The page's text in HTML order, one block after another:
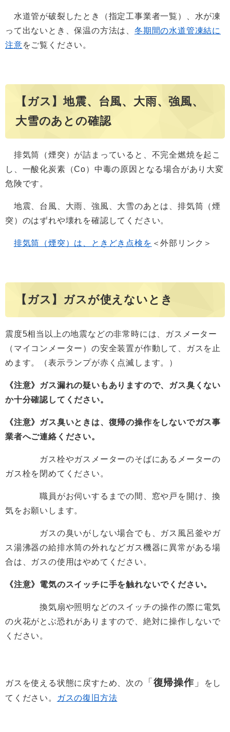
水道管が破裂したとき（指定工事業者一覧）、水が凍
って出ないとき​​、保温の方法は、 冬期間の水道管凍結に
注意をご覧ください。
【ガス】地震、台風、大雨、強風、
大雪のあとの確認
排気筒（煙突）が詰まっていると、不完全燃焼を起こ
し、一酸化炭素（Co）中毒の原因となる場合があり大変
危険です。
地震、台風、大雨、強風、大雪のあとは、排気筒（煙
突）のはずれや壊れを確認してください。
排気筒（煙突）は、ときどき点検を ＜外部リンク＞
【ガス】ガスが使えないとき
震度5相当以上の地震などの非常時には、ガスメーター
（マイコンメーター）の安全装置が作動して、ガスを止
めます。（表示ランプが赤く点滅します。）
《注意》ガス漏れの疑いもありますので、ガス臭くない
か十分確認してください。
《注意》ガス臭いときは、復帰の操作をしないでガス事
業者へご連絡ください。
ガス栓やガスメーターのそばにあるメーターの
ガス栓を閉めてください。
職員がお伺いするまでの間、窓や戸を開け、換
気をお願いします。
ガスの臭いがしない場合でも、ガス風呂釜やガ
ス湯沸器の給排水筒の外れなどガス機器に異常がある場
合は、ガスの使用はやめてください。
《注意》電気のスイッチに手を触れないでください。
換気扇や照明などのスイッチの操作の際に電気
の火花がとぶ恐れがありますので、絶対に操作しないで
ください。
ガスを使える状態に戻すため、次の 「復帰操作」
をし
てください。
ガスの復旧方法